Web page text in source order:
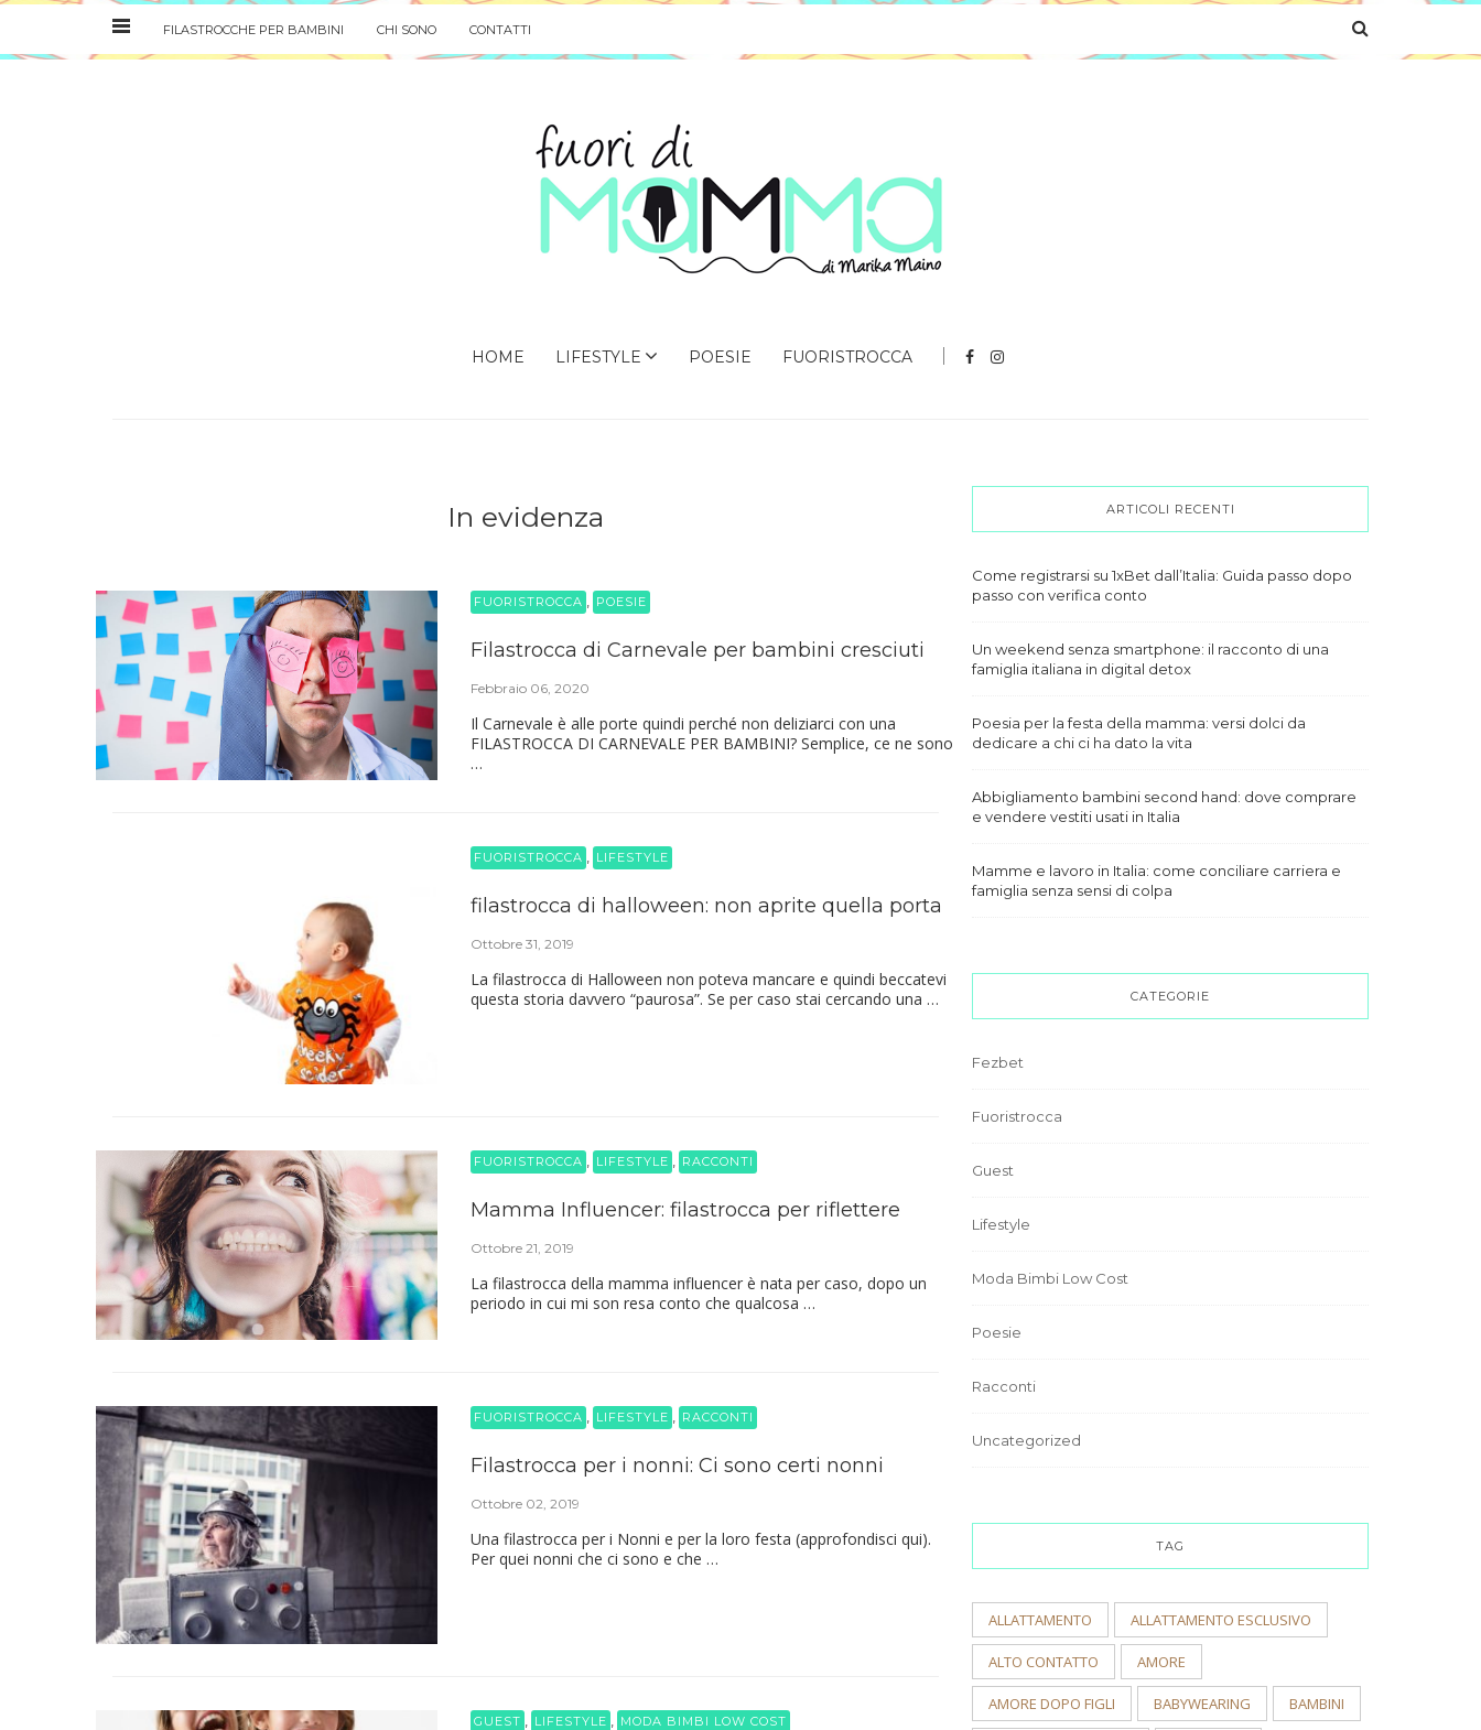
FILASTROCCHE PER BAMBINI CHI SONO CONTATTI
HOME LIFESTYLE POESIE FUORISTROCCA
In evidenza
FUORISTROCCA POESIE
Filastrocca di Carnevale per bambini cresciuti
Febbraio 06, 2020
Il Carnevale è alle porte quindi perché non deliziarci con una
FILASTROCCA DI CARNEVALE PER BAMBINI? Semplice, ce ne sono
…
FUORISTROCCA LIFESTYLE
filastrocca di halloween: non aprite quella porta
Ottobre 31, 2019
La filastrocca di Halloween non poteva mancare e quindi beccatevi
questa storia davvero “paurosa”. Se per caso stai cercando una …
FUORISTROCCA LIFESTYLE RACCONTI
Mamma Influencer: filastrocca per riflettere
Ottobre 21, 2019
La filastrocca della mamma influencer è nata per caso, dopo un
periodo in cui mi son resa conto che qualcosa …
FUORISTROCCA LIFESTYLE RACCONTI
Filastrocca per i nonni: Ci sono certi nonni
Ottobre 02, 2019
Una filastrocca per i Nonni e per la loro festa (approfondisci qui).
Per quei nonni che ci sono e che …
GUEST LIFESTYLE MODA BIMBI LOW COST
ARTICOLI RECENTI
Come registrarsi su 1xBet dall’Italia: Guida passo dopo
passo con verifica conto
Un weekend senza smartphone: il racconto di una
famiglia italiana in digital detox
Poesia per la festa della mamma: versi dolci da
dedicare a chi ci ha dato la vita
Abbigliamento bambini second hand: dove comprare
e vendere vestiti usati in Italia
Mamme e lavoro in Italia: come conciliare carriera e
famiglia senza sensi di colpa
CATEGORIE
Fezbet
Fuoristrocca
Guest
Lifestyle
Moda Bimbi Low Cost
Poesie
Racconti
Uncategorized
TAG
ALLATTAMENTO ALLATTAMENTO ESCLUSIVO
ALTO CONTATTO AMORE
AMORE DOPO FIGLI BABYWEARING BAMBINI